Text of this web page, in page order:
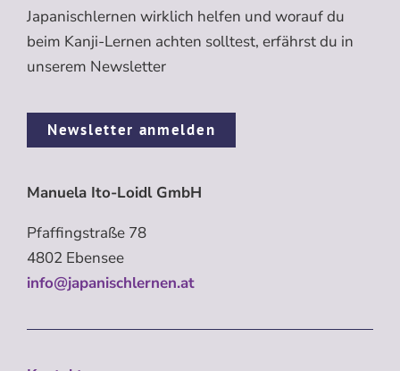
Japanischlernen wirklich helfen und worauf du
beim Kanji-Lernen achten solltest, erfährst du in
unserem Newsletter
Newsletter anmelden
Manuela Ito-Loidl GmbH
Pfaffingstraße 78
4802 Ebensee
info@japanischlernen.at